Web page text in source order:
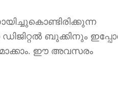
ബുക്കിനും
ഈ അവസരം